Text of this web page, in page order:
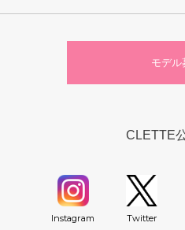
モデル
CLETTE
Instagram Twitter